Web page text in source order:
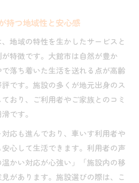
持つ地域性と安心感
地域の特性を生かしたサービスと
特徴です。大館市は自然が豊か
落ち着いた生活を送れる点が高齢
です。施設の多くが地元出身のス
おり、ご利用者やご家族とのコミ
です。
応も進んでおり、車いす利用者や
心して生活できます。利用者の声
かい対応が心強い」「施設内の移
があります。施設選びの際は、こ